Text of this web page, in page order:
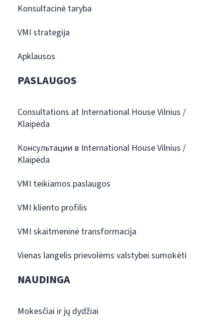
Konsultacinė taryba
VMI strategija
Apklausos
PASLAUGOS
Consultations at International House Vilnius /
Klaipėda
Консультации в International House Vilnius /
Klaipėda
VMI teikiamos paslaugos
VMI kliento profilis
VMI skaitmeninė transformacija
Vienas langelis prievolėms valstybei sumokėti
NAUDINGA
Mokesčiai ir jų dydžiai